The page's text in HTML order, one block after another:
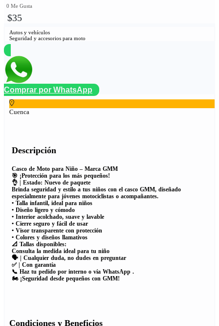
0 Me Gusta
$35
Autos y vehículos
Seguridad y accesorios para moto
Comprar por WhatsApp
Cuenca
Descripción
Casco de Moto para Niño – Marca GMM
🎯 ¡Protección para los más pequeños!
👌 | Estado: Nuevo de paquete
Brinda seguridad y estilo a tus niños con el casco GMM, diseñado
especialmente para jóvenes motociclistas o acompañantes.
• Talla infantil, ideal para niños
• Diseño ligero y cómodo
• Interior acolchado, suave y lavable
• Cierre seguro y fácil de usar
• Visor transparente con protección
• Colores y diseños llamativos
📐 Tallas disponibles:
Consulta la medida ideal para tu niño
🗣 | Cualquier duda, no dudes en preguntar
✅ | Con garantía
📞 Haz tu pedido por interno o vía WhatsApp .
🏍️ ¡Seguridad desde pequeños con GMM!
Condiciones y Beneficios